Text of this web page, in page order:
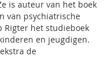
is auteur van het boek
van psychiatrische
Rigter het studieboek
en jeugdigen.
de